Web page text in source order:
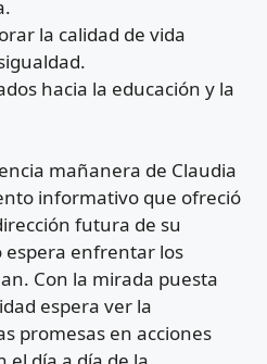
la calidad de vida
hacia la educación y la
mañanera de Claudia
informativo que ofreció
futura de su
enfrentar los
Con la mirada puesta
espera ver la
promesas en acciones